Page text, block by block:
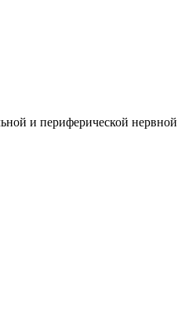
и периферической нервной